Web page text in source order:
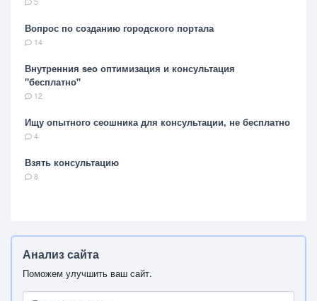
Вопрос по созданию городского портала
14
Внутренния seo оптимизация и консультация
"бесплатно"
12
Ищу опытного сеошника для консультации, не бесплатно
4
Взять консультацию
8
Анализ сайта
Поможем улучшить ваш сайт.